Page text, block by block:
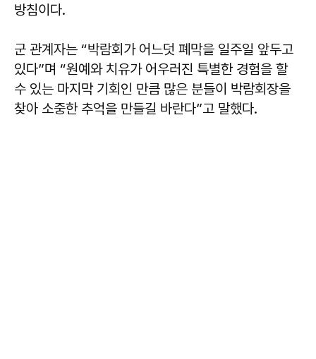
방침이다.
군 관계자는 “박람회가 어느덧 폐막을 일주일 앞두고
있다”며 “원예와 치유가 어우러진 특별한 경험을 할
수 있는 마지막 기회인 만큼 많은 분들이 박람회장을
찾아 소중한 추억을 만들길 바란다”고 말했다.